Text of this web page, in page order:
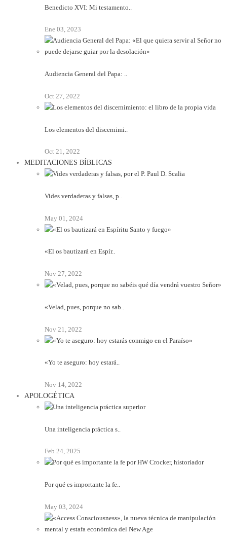
Benedicto XVI: Mi testamento..
Ene 03, 2023
Audiencia General del Papa: ..
Oct 27, 2022
Los elementos del discernimi..
Oct 21, 2022
MEDITACIONES BÍBLICAS
Vides verdaderas y falsas, p..
May 01, 2024
«El os bautizará en Espír..
Nov 27, 2022
«Velad, pues, porque no sab..
Nov 21, 2022
«Yo te aseguro: hoy estará..
Nov 14, 2022
APOLOGÉTICA
Una inteligencia práctica s..
Feb 24, 2025
Por qué es importante la fe..
May 03, 2024